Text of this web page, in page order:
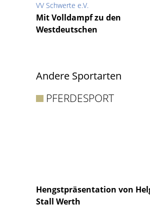
VV Schwerte e.V.
Mit Volldampf zu den
Westdeutschen
Andere Sportarten
PFERDESPORT
Hengstpräsentation von
Stall Werth